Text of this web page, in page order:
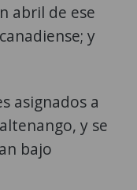
abril de ese
y
asignados a
y se
bajo